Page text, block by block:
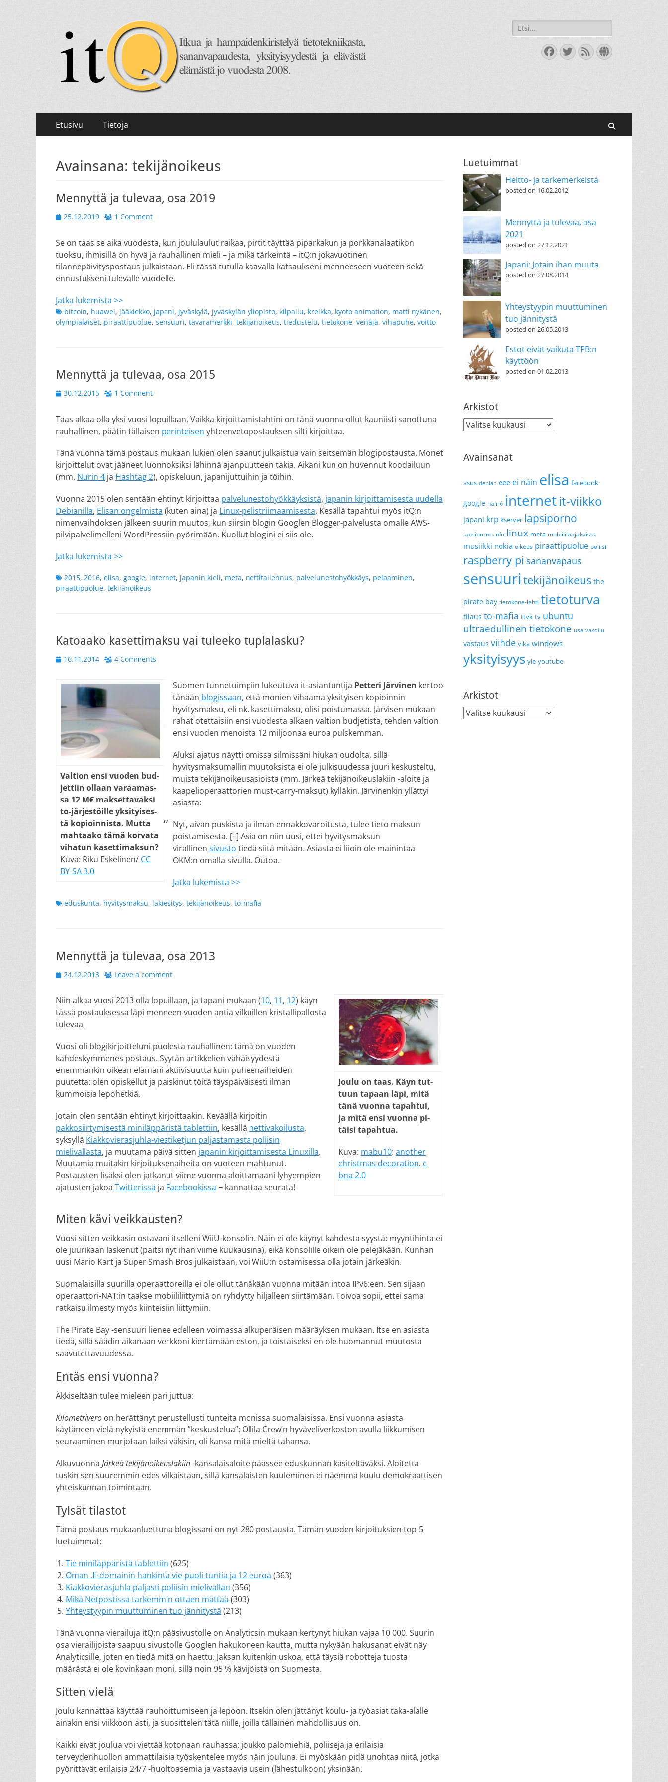
itQ
Itkua ja hammastenkiristelyä jo vuodesta 2008.
Search
for:
Facebook
Twitter
FeedWebsite
Primary
Menu
Etusivu Tietoja
Avainsana: tekijänoikeus
Mennyttä ja tulevaa, osa 2019
Posted
25.12.2019 1 Comment
Se on taas se aika vuodesta, kun joululaulut raikaa, pirtit täyttää piparkakun ja porkkanalaatikon
tuoksu, ihmisillä on hyvä ja rauhallinen mieli – ja mikä tärkeintä – itQ:n jokavuotinen
tilannepäivityspostaus julkaistaan. Eli tässä tutulla kaavalla katsaukseni menneeseen vuoteen sekä
ennustukseni tulevalle vuodelle.
Jatka lukemista >>
Tagsbitcoin, huawei, jääkiekko, japani, jyväskylä, jyväskylän yliopisto, kilpailu, kreikka, kyoto animation, matti nykänen,
olympialaiset, piraattipuolue, sensuuri, tavaramerkki, tekijänoikeus, tiedustelu, tietokone, venäjä, vihapuhe, voitto
Mennyttä ja tulevaa, osa 2015
Posted
30.12.2015 1 Comment
Taas alkaa olla yksi vuosi lopuillaan. Vaikka kirjoittamistahtini on tänä vuonna ollut kauniisti sanottuna
rauhallinen, päätin tällaisen perinteisen yhteenvetopostauksen silti kirjoittaa.
Tänä vuonna tämä postaus mukaan lukien olen saanut julkaistua vain seitsemän blogipostausta. Monet
kirjoittelut ovat jääneet luonnoksiksi lähinnä ajanpuutteen takia. Aikani kun on huvennut koodailuun
(mm. Nurin 4 ja Hashtag 2), opiskeluun, japanijuttuihin ja töihin.
Vuonna 2015 olen sentään ehtinyt kirjoittaa palvelunestohyökkäyksistä, japanin kirjoittamisesta uudella
Debianilla, Elisan ongelmista (kuten aina) ja Linux-pelistriimaamisesta. Kesällä tapahtui myös itQ:n
nimenvaihdoksen jälkeen suurin muutos, kun siirsin blogin Googlen Blogger-palvelusta omalle AWS-
pilvipalvelimelleni WordPressiin pyörimään. Kuollut blogini ei siis ole.
Jatka lukemista >>
Tags2015, 2016, elisa, google, internet, japanin kieli, meta, nettitallennus, palvelunestohyökkäys, pelaaminen,
piraattipuolue, tekijänoikeus
Katoaako kasettimaksu vai tuleeko tuplalasku?
Posted
16.11.2014 4 Comments
Val­tion en­si vuo­den bud­
jet­tiin ol­laan va­raa­mas­
sa 12 M€ mak­set­ta­vak­si
to-jär­jes­töil­le yk­si­tyi­ses­
tä ko­pioin­nis­ta. Mut­ta
mah­taa­ko tä­mä kor­va­ta
vi­ha­tun ka­set­ti­mak­sun?
Kuva: Riku Eskelinen/ CC
BY-SA 3.0
Suomen tunnetuimpiin lukeutuva it-asiantuntija Petteri Järvinen kertoo
tänään blogissaan, että monien vihaama yksityisen kopioinnin
hyvitysmaksu, eli nk. kasettimaksu, olisi poistumassa. Järvisen mukaan
rahat otettaisiin ensi vuodesta alkaen valtion budjetista, tehden valtion
ensi vuoden menoista 12 miljoonaa euroa pulskemman.
Aluksi ajatus näytti omissa silmissäni hiukan oudolta, sillä
hyvitysmaksumallin muutoksista ei ole julkisuudessa juuri keskusteltu,
muista tekijänoikeusasioista (mm. Järkeä tekijänoikeuslakiin -aloite ja
kaapelioperaattorien must-carry-maksut) kylläkin. Järvinenkin yllättyi
asiasta:
Nyt, aivan puskista ja ilman ennakkovaroitusta, tulee tieto maksun
poistamisesta. [–] Asia on niin uusi, ettei hyvitysmaksun
virallinen sivusto tiedä siitä mitään. Asiasta ei liioin ole mainintaa
OKM:n omalla sivulla. Outoa.
Jatka lukemista >>
Tagseduskunta, hyvitysmaksu, lakiesitys, tekijänoikeus, to-mafia
Mennyttä ja tulevaa, osa 2013
Posted
24.12.2013 Leave a comment
Jou­lu on taas. Käyn tut­
tuun ta­paan lä­pi, mi­tä
tä­nä vuon­na ta­pah­tui,
ja mi­tä en­si vuon­na pi­
täi­si ta­pah­tua.
Kuva: mabu10: another
christmas decoration. c
bna 2.0
Niin alkaa vuosi 2013 olla lopuillaan, ja tapani mukaan (10, 11, 12) käyn
tässä postauksessa läpi menneen vuoden antia vilkuillen kristallipallosta
tulevaa.
Vuosi oli blogikirjoitteluni puolesta rauhallinen: tämä on vuoden
kahdeskymmenes postaus. Syytän artikkelien vähäisyydestä
enemmänkin oikean elämäni aktiivisuutta kuin puheenaiheiden
puutetta: olen opiskellut ja paiskinut töitä täyspäiväisesti ilman
kummoisia lepohetkiä.
Jotain olen sentään ehtinyt kirjoittaakin. Keväällä kirjoitin
pakkosiirtymisestä miniläppäristä tablettiin, kesällä nettivakoilusta,
syksyllä Kiakkovierasjuhla-viestiketjun paljastamasta poliisin
mielivallasta, ja muutama päivä sitten japanin kirjoittamisesta Linuxilla.
Muutamia muitakin kirjoituksenaiheita on vuoteen mahtunut.
Postausten lisäksi olen jatkanut viime vuonna aloittamaani lyhyempien
ajatusten jakoa Twitterissä ja Facebookissa − kannattaa seurata!
Miten kävi veikkausten?
Vuosi sitten veikkasin ostavani itselleni WiiU-konsolin. Näin ei ole käynyt kahdesta syystä: myyntihinta ei
ole juurikaan laskenut (paitsi nyt ihan viime kuukausina), eikä konsolille oikein ole pelejäkään. Kunhan
uusi Mario Kart ja Super Smash Bros julkaistaan, voi WiiU:n ostamisessa olla jotain järkeäkin.
Suomalaisilla suurilla operaattoreilla ei ole ollut tänäkään vuonna mitään intoa IPv6:een. Sen sijaan
operaattori-NAT:in taakse mobiililiittymiä on ryhdytty hiljalleen siirtämään. Toivoa sopii, ettei sama
ratkaisu ilmesty myös kiinteisiin liittymiin.
The Pirate Bay -sensuuri lienee edelleen voimassa alkuperäisen määräyksen mukaan. Itse en asiasta
tiedä, sillä säädin aikanaan verkkoni kiertämään eston, ja toistaiseksi en ole huomannut muutosta
saavutettavuudessa.
Entäs ensi vuonna?
Äkkiseltään tulee mieleen pari juttua:
Kilometrivero on herättänyt perustellusti tunteita monissa suomalaisissa. Ensi vuonna asiasta
käytäneen vielä nykyistä enemmän ”keskustelua”: Ollila Crew’n hyväveliverkoston avulla liikkumisen
seuraaminen murjotaan laiksi väkisin, oli kansa mitä mieltä tahansa.
Alkuvuonna Järkeä tekijänoikeuslakiin-kansalaisaloite päässee eduskunnan käsiteltäväksi. Aloitetta
tuskin sen suuremmin edes vilkaistaan, sillä kansalaisten kuuleminen ei näemmä kuulu demokraattisen
yhteiskunnan toimintaan.
Tylsät tilastot
Tämä postaus mukaanluettuna blogissani on nyt 280 postausta. Tämän vuoden kirjoituksien top-5
luetuimmat:
Tie miniläppäristä tablettiin (625)
Oman .fi-domainin hankinta vie puoli tuntia ja 12 euroa (363)
Kiakkovierasjuhla paljasti poliisin mielivallan (356)
Mikä Netpostissa tarkemmin ottaen mättää (303)
Yhteystyypin muuttuminen tuo jännitystä (213)
Tänä vuonna vierailuja itQ:n pääsivustolle on Analyticsin mukaan kertynyt hiukan vajaa 10 000. Suurin
osa vierailijoista saapuu sivustolle Googlen hakukoneen kautta, mutta nykyään hakusanat eivät näy
Analyticsille, joten en tiedä mitä on haettu. Jaksan kuitenkin uskoa, että täysiä robotteja tuosta
määrästä ei ole kovinkaan moni, sillä noin 95 % kävijöistä on Suomesta.
Sitten vielä
Joulu kannattaa käyttää rauhoittumiseen ja lepoon. Itsekin olen jättänyt koulu- ja työasiat taka-alalle
ainakin ensi viikkoon asti, ja suosittelen tätä niille, joilla tällainen mahdollisuus on.
Kaikki eivät joulua voi viettää kotonaan rauhassa: joukko palomiehiä, poliiseja ja erilaisia
terveydenhuollon ammattilaisia työskentelee myös näin jouluna. Ei myöskään pidä unohtaa niitä, jotka
pyörittävät erilaisia 24/7 -huoltoasemia ja vastaavia usein (lähestulkoon) yksinään.
Luetuimmat
Heitto- ja tarkemerkeistä
posted on 16.02.2012
Mennyttä ja tulevaa, osa
2021
posted on 27.12.2021
Japani: Jotain ihan muuta
posted on 27.08.2014
Yhteystyypin muuttuminen
tuo jännitystä
posted on 26.05.2013
Estot eivät vaikuta TPB:n
käyttöön
posted on 01.02.2013
Arkistot
Arkistot
Avainsanat
asus debian eee ei näin elisa facebook
google häiriö internetit-viikko
japani krp kserver lapsiporno
lapsiporno.info linux meta mobiililaajakaista
musiikki nokia oikeus piraattipuolue poliisi
raspberry pi sananvapaus
sensuuri tekijänoikeus the
pirate bay tietokone-lehti tietoturva
tilaus to-mafia ttvk tv ubuntu
ultraedullinen tietokone usa vakoilu
vastaus viihde vika windows
yksityisyys yle youtube
Arkistot
Arkistot